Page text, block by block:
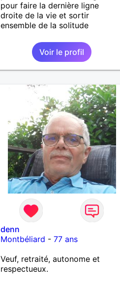
pour faire la dernière ligne
droite de la vie et sortir
ensemble de la solitude
Voir le profil
denn
Montbéliard - 77 ans
Veuf, retraité, autonome et
respectueux.